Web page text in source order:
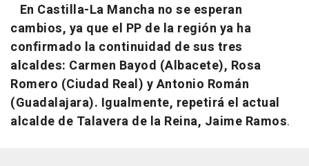
En Castilla-La Mancha no se esperan
cambios, ya que el PP de la región ya ha
confirmado la continuidad de sus tres
alcaldes: Carmen Bayod (Albacete), Rosa
Romero (Ciudad Real) y Antonio Román
(Guadalajara). Igualmente, repetirá el actual
alcalde de Talavera de la Reina, Jaime Ramos.